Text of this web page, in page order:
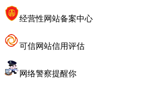
经营性网站备案中心
可信网站信用评估
网络警察提醒你